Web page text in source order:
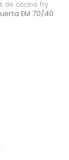
de cocina fry
EM 70/40